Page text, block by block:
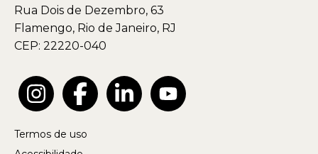
Rua Dois de Dezembro, 63
Flamengo, Rio de Janeiro, RJ
CEP: 22220-040
Termos de uso